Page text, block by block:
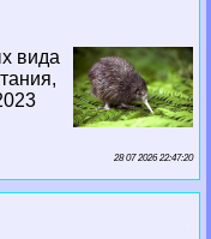
вида
28 07 2026 22:47:20